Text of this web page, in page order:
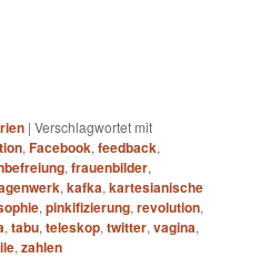
|Verschlagwortet mit
,Facebook,feedback,
,frauenbilder,
,kafka,kartesianische
,pinkifizierung,revolution,
,tabu,teleskop,twitter,vagina,
,zahlen